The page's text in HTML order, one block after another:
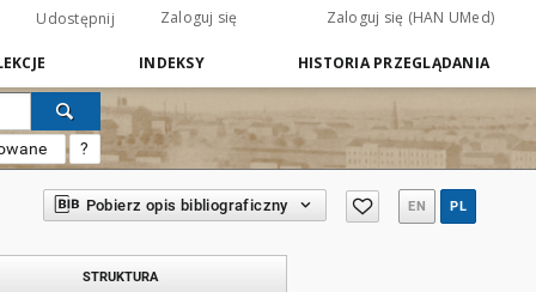
Udostępnij Zaloguj się Zaloguj się (HAN UMed)
INDEKSY HISTORIA PRZEGLĄDANIA
?
Pobierz opis bibliograficzny EN PL
STRUKTURA